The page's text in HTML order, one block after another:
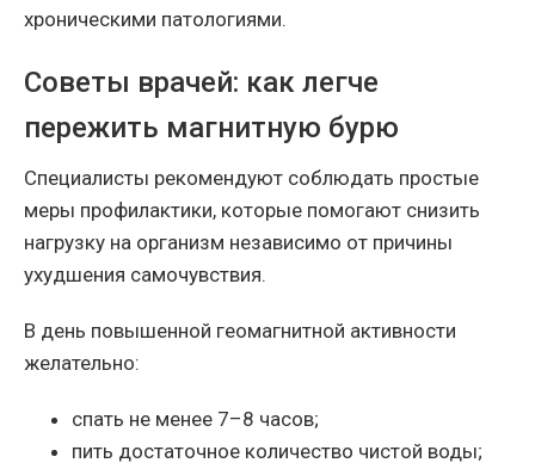
хроническими патологиями.
Советы врачей: как легче
пережить магнитную бурю
Специалисты рекомендуют соблюдать простые
меры профилактики, которые помогают снизить
нагрузку на организм независимо от причины
ухудшения самочувствия.
В день повышенной геомагнитной активности
желательно:
спать не менее 7–8 часов;
пить достаточное количество чистой воды;